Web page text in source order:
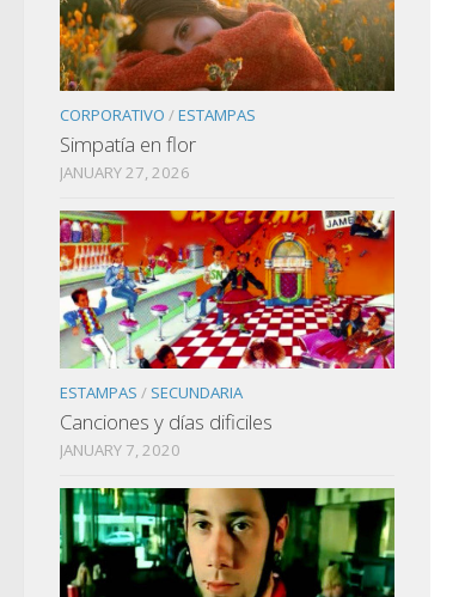
CORPORATIVO /ESTAMPAS
Simpatía en flor
JANUARY 27, 2026
ESTAMPAS / SECUNDARIA
Canciones y días dificiles
JANUARY 7, 2020